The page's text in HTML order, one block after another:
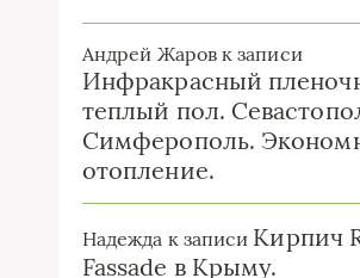
Андрей Жаровк записи
Инфракрасный
теплый пол.
Симферополь.
отопление.
Надежда к записи Кирпич
Fassade в Крыму.